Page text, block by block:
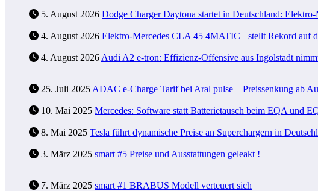
5. August 2026 Dodge Charger Daytona startet in Deutschland:
4. August 2026 Elektro-Mercedes CLA 45 4MATIC+ stellt Rekord auf
4. August 2026 Audi A2 e-tron: Effizienz-Offensive aus Ingolstadt
25. Juli 2025 ADAC e-Charge Tarif bei Aral pulse – Preissenkung ab
10. Mai 2025 Mercedes: Software statt Batterietausch beim EQA und
8. Mai 2025 Tesla führt dynamische Preise an Superchargern in
3. März 2025 smart #5 Preise und Ausstattungen geleakt !
7. März 2025 smart #1 BRABUS Modell verteuert sich